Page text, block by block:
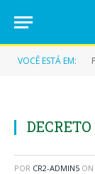
VOCÊ ESTÁ EM:
POR CR2-ADMIN5 ON